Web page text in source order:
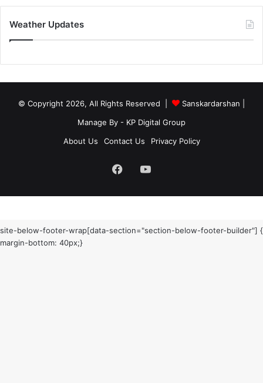
Weather Updates
© Copyright 2026, All Rights Reserved | Sanskardarshan
Manage By - KP Digital Group
About Us
Contact Us Privacy Policy
FacebookYouTube
site-below-footer-wrap[data-section="section-below-footer-builder"] {
margin-bottom: 40px;}